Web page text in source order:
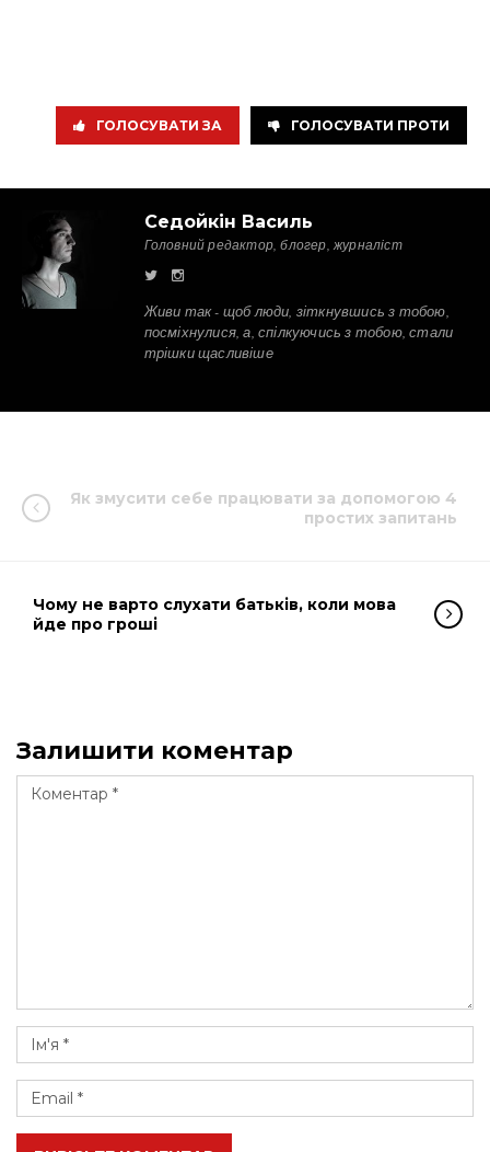
ГОЛОСУВАТИ ЗА ГОЛОСУВАТИ ПРОТИ
Седойкін Василь
Головний редактор, блогер, журналіст
Живи так - щоб люди, зіткнувшись з тобою,
посміхнулися, а, спілкуючись з тобою, стали
трішки щасливіше
Як змусити себе працювати за допомогою 4
простих запитань
Чому не варто слухати батьків, коли мова
йде про гроші
Залишити коментар